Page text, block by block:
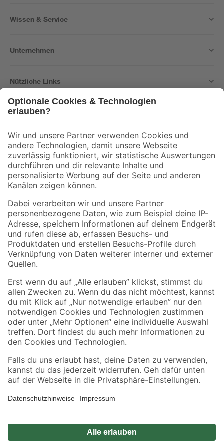
Wissen & Service
Unternehmen
Nützliche Links
Der toom Newsletter: Keine Angebote und Aktionen mehr verpassen!
Zur Newsletter Anmeldung
Folge uns
Zahlungsarten Versandarten
Sicher einkaufen
Jetzt die toom-App herunterladen
Alle Preisangaben in EUR inkl. gesetzl. MwSt.. Die dargestellten Angebote sind unter
Umständen nicht in allen Märkten verfügbar. Die angegebenen Verfügbarkeiten beziehen
Produkte nur solange der Vorrat reicht.
*Paketversand ab 59 € versandkostenfrei, gilt nicht für Artikel mit Speditionsversand, hier
Privatsphäre Impressum